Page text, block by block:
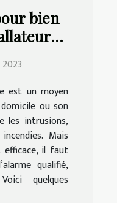
bien
est un moyen
ou son
les intrusions,
Mais
il faut
qualifié,
quelques